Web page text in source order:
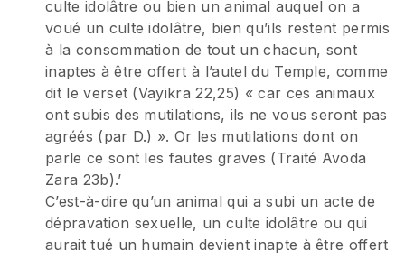
culte idolâtre ou bien un animal auquel on a
voué un culte idolâtre, bien qu’ils restent permis
à la consommation de tout un chacun, sont
inaptes à être offert à l’autel du Temple, comme
dit le verset (Vayikra 22,25) « car ces animaux
ont subis des mutilations, ils ne vous seront pas
agréés (par D.) ». Or les mutilations dont on
parle ce sont les fautes graves (Traité Avoda
Zara 23b).’
C’est-à-dire qu’un animal qui a subi un acte de
dépravation sexuelle, un culte idolâtre ou qui
aurait tué un humain devient inapte à être offert